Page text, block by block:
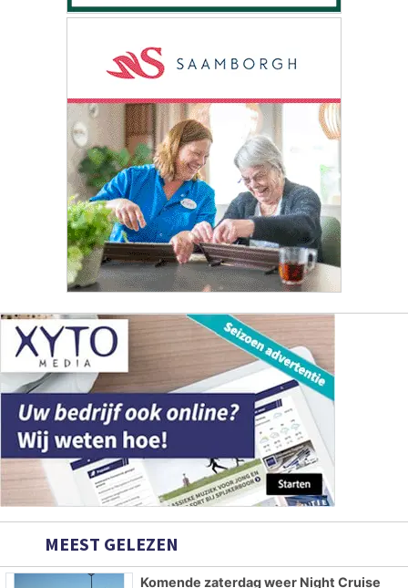
MEEST GELEZEN
Komende zaterdag weer Night Cruise